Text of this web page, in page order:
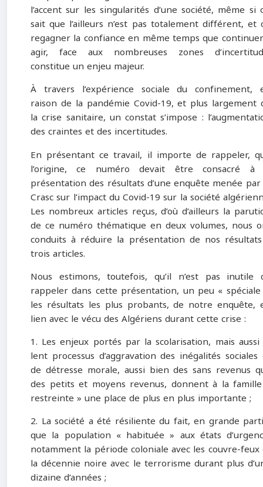
l’accent sur les singularités d’une société, même si
sait que l’ailleurs n’est pas totalement différent, et
regagner la confiance en même temps que
agir, face aux nombreuses zones
constitue un enjeu majeur.
À travers l’expérience sociale du confinement,
raison de la pandémie Covid-19, et plus largement
la crise sanitaire, un constat s’impose :
des craintes et des incertitudes.
En présentant ce travail, il importe de rappeler,
l’origine, ce numéro devait être consacré à
présentation des résultats d’une enquête menée
Crasc sur l’impact du Covid-19 sur la société
Les nombreux articles reçus, d’où d’ailleurs la
de ce numéro thématique en deux volumes, nous
conduits à réduire la présentation de nos
trois articles.
Nous estimons, toutefois, qu’il n’est pas inutile
rappeler dans cette présentation, un peu «
les résultats les plus probants, de notre enquête,
lien avec le vécu des Algériens durant cette crise :
1. Les enjeux portés par la scolarisation, mais
lent processus d’aggravation des inégalités
de détresse morale, aussi bien des sans revenus
des petits et moyens revenus, donnent à la
restreinte » une place de plus en plus importante ;
2. La société a été résiliente du fait, en grande
que la population « habituée » aux états
notamment la période coloniale avec les couvre-
la décennie noire avec le terrorisme durant plus
dizaine d’années ;